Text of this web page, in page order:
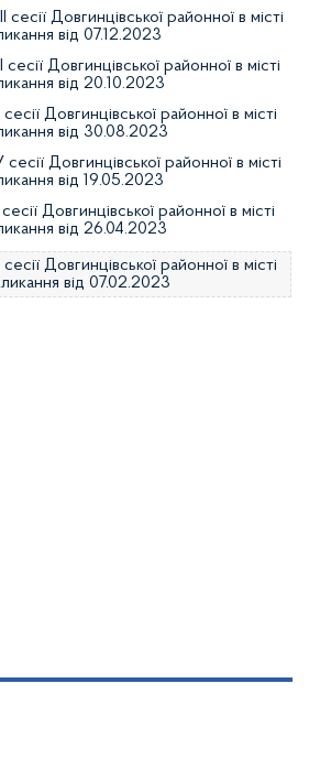
сесії Довгинцівської районної в місті
від 07.12.2023
Довгинцівської районної в місті
від 20.10.2023
Довгинцівської районної в місті
від 30.08.2023
Довгинцівської районної в місті
від 19.05.2023
Довгинцівської районної в місті
від 26.04.2023
Довгинцівської районної в місті
від 07.02.2023